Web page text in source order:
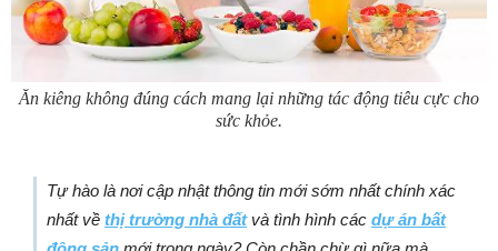
Ăn kiêng không đúng cách mang lại những tác động tiêu cực cho
sức khỏe.
Tự hào là nơi cập nhật thông tin mới sớm nhất chính xác
nhất về thị trường nhà đất và tình hình các dự án bất